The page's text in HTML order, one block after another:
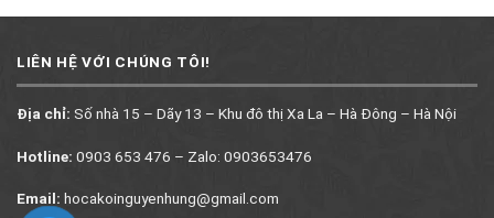
LIÊN HỆ VỚI CHÚNG TÔI!
Địa chỉ: Số nhà 15 – Dãy 13 – Khu đô thị Xa La – Hà Đông – Hà Nội
Hotline: 0903 653 476 – Zalo: 0903653476
Email: hocakoinguyenhung@gmail.com